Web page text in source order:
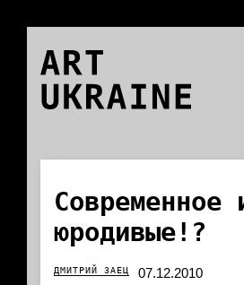
ART
UKRAINE
Современное
юродивые!?
ДМИТРИЙ ЗАЕЦ 07.12.2010